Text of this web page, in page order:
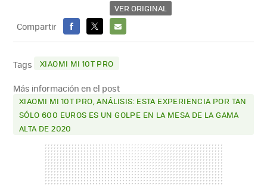
VER ORIGINAL
Compartir
FACEBOOK
X
E-
MAIL
Tags XIAOMI MI 10T PRO
Más información en el post
XIAOMI MI 10T PRO, ANÁLISIS: ESTA EXPERIENCIA POR TAN
SÓLO 600 EUROS ES UN GOLPE EN LA MESA DE LA GAMA
ALTA DE 2020